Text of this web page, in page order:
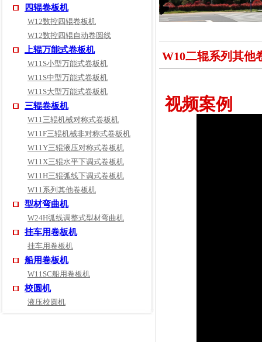
四辊卷板机
W12数控四辊卷板机
W12数控四辊自动卷圆线
上辊万能式卷板机
W11S小型万能式卷板机
W11S中型万能式卷板机
W11S大型万能式卷板机
三辊卷板机
W11三辊机械对称式卷板机
W11F三辊机械非对称式卷板机
W11Y三辊液压对称式卷板机
W11X三辊水平下调式卷板机
W11H三辊弧线下调式卷板机
W11系列其他卷板机
型材弯曲机
W24H弧线调整式型材弯曲机
挂车用卷板机
挂车用卷板机
船用卷板机
W11SC船用卷板机
校圆机
液压校圆机
W10二辊系列其他
视频案例